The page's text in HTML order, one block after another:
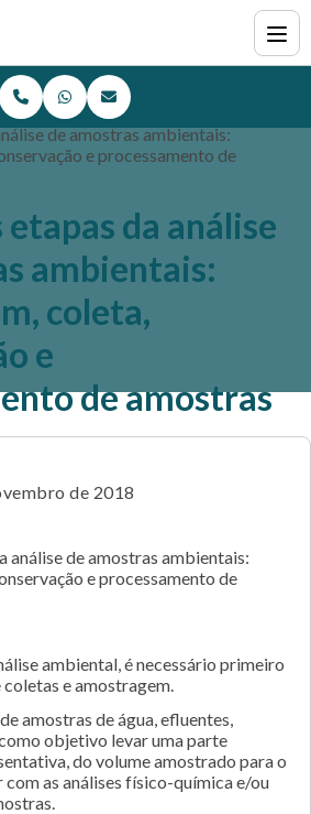
de amostras ambientais:
e processamento de
etapas da análise
ambientais:
coleta,
e
de amostras
de 2018
ambiental, é necessário primeiro
coletas e amostragem.
amostras de água, efluentes,
objetivo levar uma parte
do volume amostrado para o
as análises físico-química e/ou